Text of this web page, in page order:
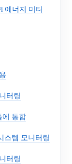
에너지 미터
터링
에 통합
스템 모니터링
터링